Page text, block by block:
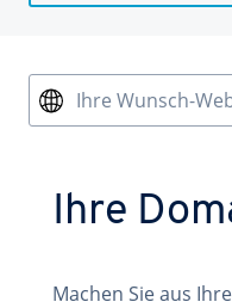
Ihre Wunsch-
Ihre
Machen Sie aus